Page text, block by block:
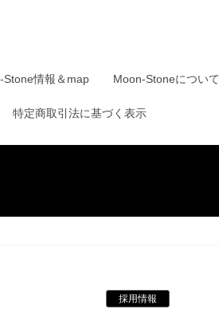
Stone情報＆map Moon-Stoneについて
特定商取引法に基づく表示
採用情報